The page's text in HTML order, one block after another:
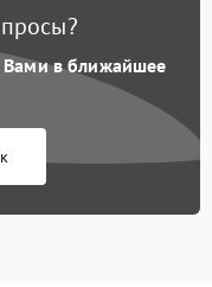
Подробнее →
Вами в ближайшее